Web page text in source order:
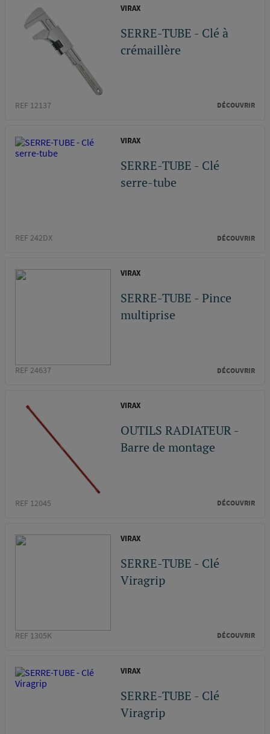
VIRAX
SERRE-TUBE - Clé à
crémaillère
REF 12137 DÉCOUVRIR
VIRAX
SERRE-TUBE - Clé
serre-tube
REF 242DX DÉCOUVRIR
VIRAX
SERRE-TUBE - Pince
multiprise
REF 24637 DÉCOUVRIR
VIRAX
OUTILS RADIATEUR -
Barre de montage
REF 12045 DÉCOUVRIR
VIRAX
SERRE-TUBE - Clé
Viragrip
REF 1305K DÉCOUVRIR
VIRAX
SERRE-TUBE - Clé
Viragrip